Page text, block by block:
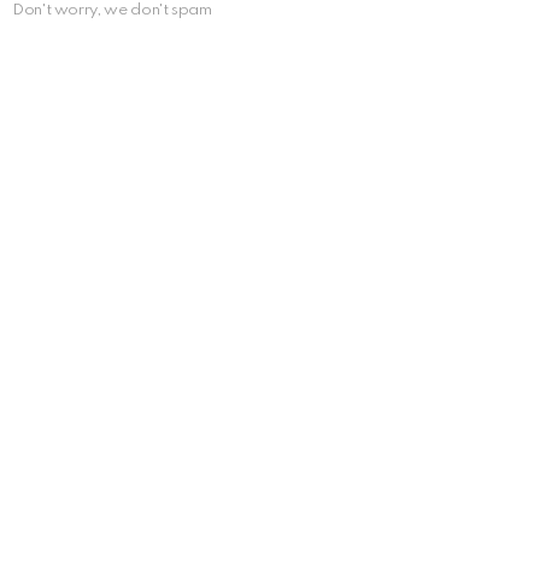
Don't worry, we don't spam